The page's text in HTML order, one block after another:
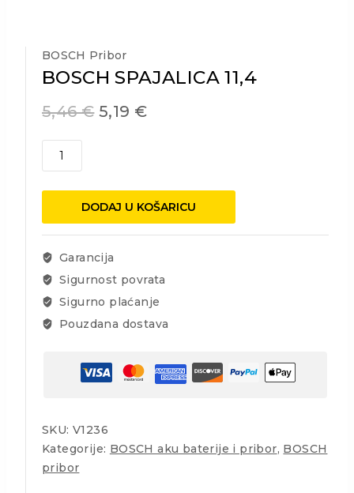
BOSCH Pribor
BOSCH SPAJALICA 11,4
5,46€ 5,19 €
BOSCH
količinaDODAJ U KOŠARICU
Garancija
Sigurnost povrata
Sigurno plaćanje
Pouzdana dostava
SKU: V1236
Kategorije: BOSCH aku baterije i pribor, BOSCH
pribor